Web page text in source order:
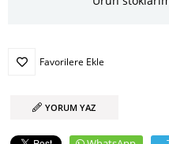
Favorilere Ekle
YORUM YAZ